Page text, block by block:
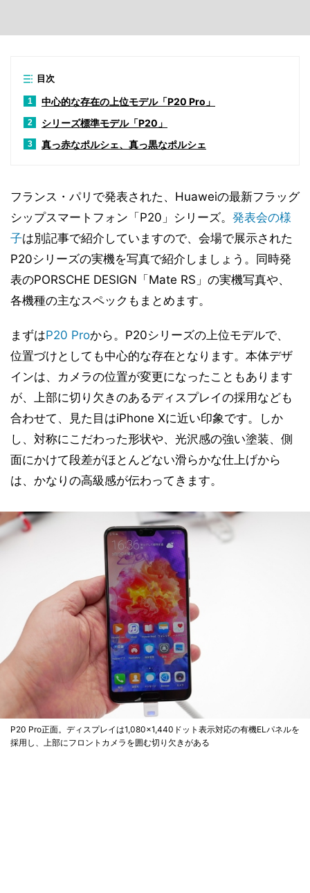
目次
1 中心的な存在の上位モデル「P20 Pro」
2 シリーズ標準モデル「P20」
3 真っ赤なポルシェ、真っ黒なポルシェ
フランス・パリで発表された、Huaweiの最新フラッグ
シップスマートフォン「P20」シリーズ。 発表会の様
子は別記事で紹介していますので、会場で展示された
P20シリーズの実機を写真で紹介しましょう。同時発
表のPORSCHE DESIGN「Mate RS」の実機写真や、
各機種の主なスペックもまとめます。
まずはP20 Proから。P20シリーズの上位モデルで、
位置づけとしても中心的な存在となります。本体デザ
インは、カメラの位置が変更になったこともあります
が、上部に切り欠きのあるディスプレイの採用なども
合わせて、見た目はiPhone Xに近い印象です。しか
し、対称にこだわった形状や、光沢感の強い塗装、側
面にかけて段差がほとんどない滑らかな仕上げから
は、かなりの高級感が伝わってきます。
P20 Pro正面。ディスプレイは1,080×1,440ドット表示対応の有機ELパネルを
採用し、上部にフロントカメラを囲む切り欠きがある